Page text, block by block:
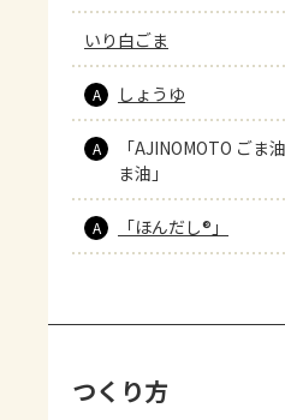
いり白ごま
A しょうゆ
A
「AJINOMOTO ごま
ま油」
A 「ほんだし®」
つくり方